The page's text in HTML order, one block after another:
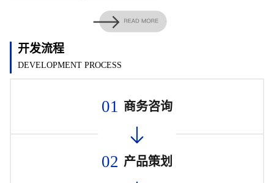
开发流程
DEVELOPMENT PROCESS
01 商务咨询
02 产品策划